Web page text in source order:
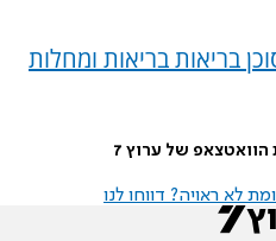
בריאות בריאות ומחלות
של ערוץ 7
לא ראויה? דווחו לנו